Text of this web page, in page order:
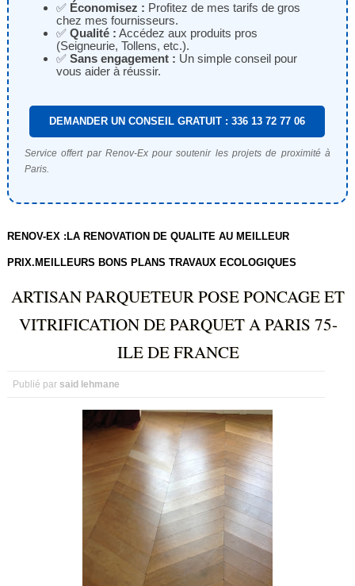
✅ Économisez : Profitez de mes tarifs de gros
chez mes fournisseurs.
✅ Qualité : Accédez aux produits pros
(Seigneurie, Tollens, etc.).
✅ Sans engagement : Un simple conseil pour
vous aider à réussir.
DEMANDER UN CONSEIL GRATUIT : 336 13 72 77 06
Service offert par Renov-Ex pour soutenir les projets de proximité à
Paris.
RENOV-EX :LA RENOVATION DE QUALITE AU MEILLEUR
PRIX.MEILLEURS BONS PLANS TRAVAUX ECOLOGIQUES
ARTISAN PARQUETEUR POSE PONCAGE ET
VITRIFICATION DE PARQUET A PARIS 75-
ILE DE FRANCE
Publié par said lehmane